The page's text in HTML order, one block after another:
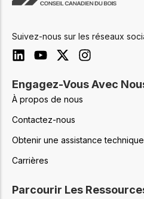
Suivez-nous sur les réseaux
Engagez-Vous Avec
À propos de nous
Contactez-nous
Obtenir une assistance technique
Carrières
Parcourir Les